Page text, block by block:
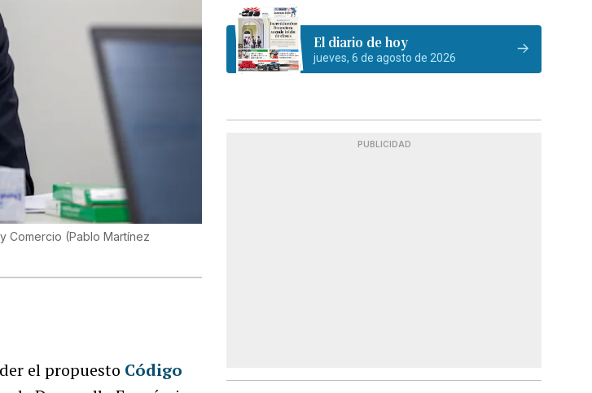
Comercio (Pablo Martínez
el propuesto Código
El diario de hoy
jueves, 6 de agosto de 2026
PUBLICIDAD